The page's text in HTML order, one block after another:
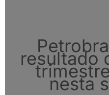
resultado
nesta